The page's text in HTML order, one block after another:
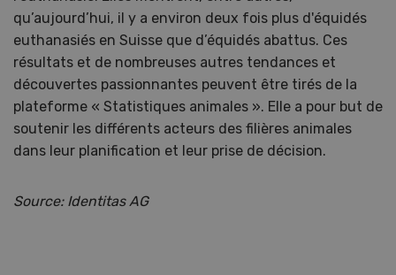
qu’aujourd’hui, il y a environ deux fois plus d'équidés
euthanasiés en Suisse que d’équidés abattus. Ces
résultats et de nombreuses autres tendances et
découvertes passionnantes peuvent être tirés de la
plateforme « Statistiques animales ». Elle a pour but de
soutenir les différents acteurs des filières animales
dans leur planification et leur prise de décision.
Source: Identitas AG